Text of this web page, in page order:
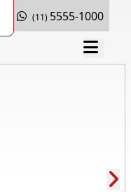
(11) 5555-1000